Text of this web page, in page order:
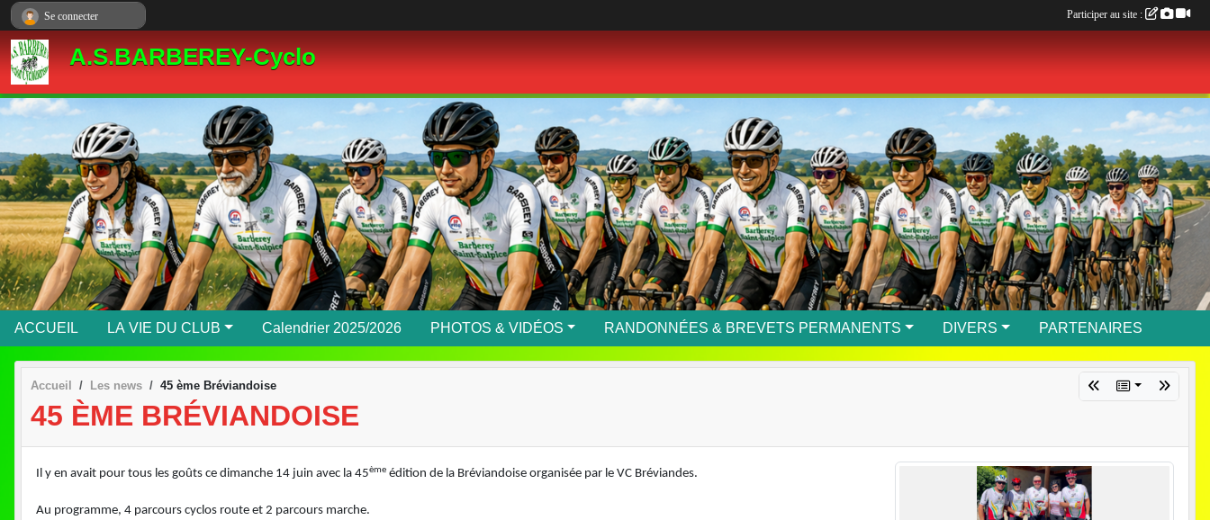
A.S.BARBEREY-Cyclo
ACCUEIL LA VIE DU CLUB Calendrier 2025/2026 PHOTOS & VIDÉOS RANDONNÉES & BREVETS PERMANENTS DIVERS PARTENAIRES
Accueil Les news 45 ème Bréviandoise
45 ÈME BRÉVIANDOISE
Il y en avait pour tous les goûts ce dimanche 14 juin avec la 45ème édition de la Bréviandoise organisée par le VC Bréviandes.
Au programme, 4 parcours cyclos route et 2 parcours marche.
Se connecter Participer au site :
Panneau de gestion des cookies